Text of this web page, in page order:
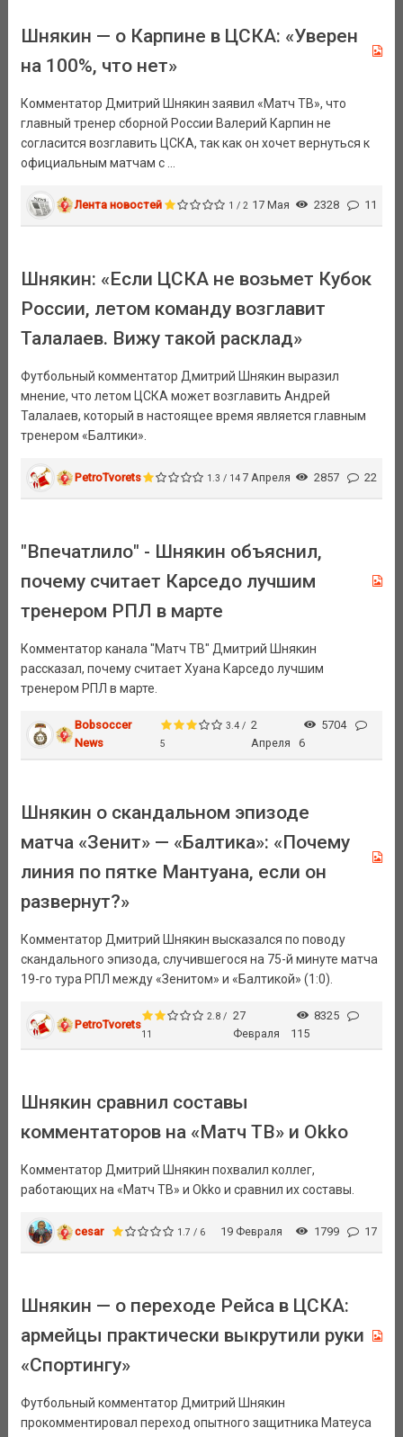
Шнякин — о Карпине в ЦСКА: «Уверен
на 100%, что нет»
Комментатор Дмитрий Шнякин заявил «Матч ТВ», что
главный тренер сборной России Валерий Карпин не
согласится возглавить ЦСКА, так как он хочет вернуться к
официальным матчам с ...
Лента новостей 1 / 2 17 Мая 2328 11
Шнякин: «Если ЦСКА не возьмет Кубок
России, летом команду возглавит
Талалаев. Вижу такой расклад»
Футбольный комментатор Дмитрий Шнякин выразил
мнение, что летом ЦСКА может возглавить Андрей
Талалаев, который в настоящее время является главным
тренером «Балтики».
PetroTvorets 1.3 / 14 7 Апреля 2857 22
"Впечатлило" - Шнякин объяснил,
почему считает Карседо лучшим
тренером РПЛ в марте
Комментатор канала "Матч ТВ" Дмитрий Шнякин
рассказал, почему считает Хуана Карседо лучшим
тренером РПЛ в марте.
Bobsoccer
News
3.4 /
5
2
Апреля
5704
6
Шнякин о скандальном эпизоде
матча «Зенит» — «Балтика»: «Почему
линия по пятке Мантуана, если он
развернут?»
Комментатор Дмитрий Шнякин высказался по поводу
скандального эпизода, случившегося на 75-й минуте матча
19-го тура РПЛ между «Зенитом» и «Балтикой» (1:0).
PetroTvorets
2.8 /
11
27
Февраля
8325
115
Шнякин сравнил составы
комментаторов на «Матч ТВ» и Okko
Комментатор Дмитрий Шнякин похвалил коллег,
работающих на «Матч ТВ» и Okko и сравнил их составы.
cesar 1.7 / 6 19 Февраля 1799 17
Шнякин — о переходе Рейса в ЦСКА:
армейцы практически выкрутили руки
«Спортингу»
Футбольный комментатор Дмитрий Шнякин
прокомментировал переход опытного защитника Матеуса